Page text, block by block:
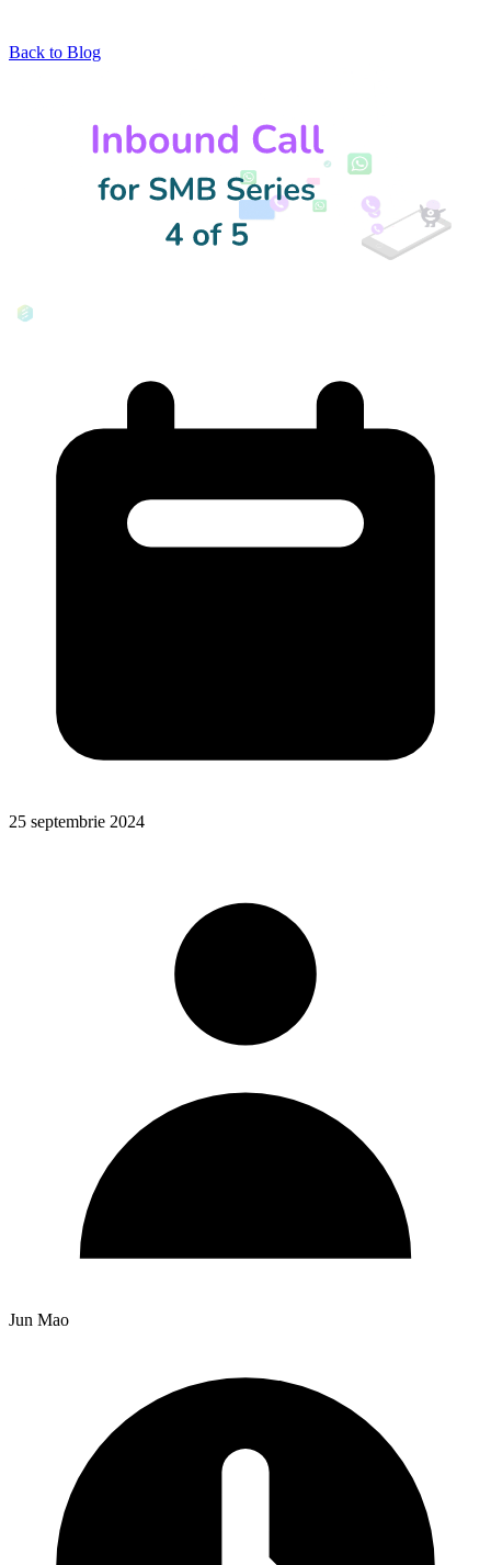
Back to Blog
25 septembrie 2024
Jun Mao